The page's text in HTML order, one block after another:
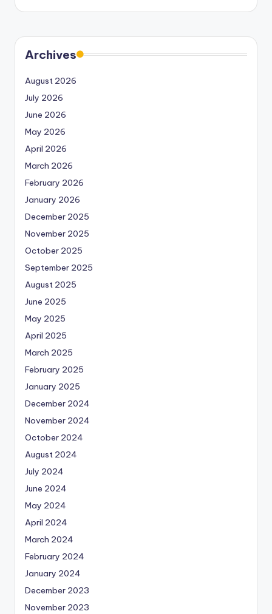
Archives
August 2026
July 2026
June 2026
May 2026
April 2026
March 2026
February 2026
January 2026
December 2025
November 2025
October 2025
September 2025
August 2025
June 2025
May 2025
April 2025
March 2025
February 2025
January 2025
December 2024
November 2024
October 2024
August 2024
July 2024
June 2024
May 2024
April 2024
March 2024
February 2024
January 2024
December 2023
November 2023